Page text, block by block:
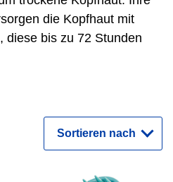
die Kopfhaut mit
diese bis zu 72 Stunden
nach